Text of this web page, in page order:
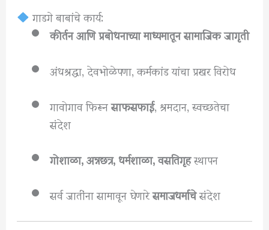
गाडगे बाबांचे कार्य:
कीर्तन आणि प्रबोधनाच्या माध्यमातून सामाजिक जागृती
अंधश्रद्धा, देवभोळेपणा, कर्मकांड यांचा प्रखर विरोध
गावोगाव फिरूनसाफसफाई, श्रमदान, स्वच्छतेचा
संदेश
गोशाळा, अन्नछत्र, धर्मशाळा, वसतिगृहस्थापन
सर्व जातींना सामावून घेणारेसमाजधर्माचेसंदेश